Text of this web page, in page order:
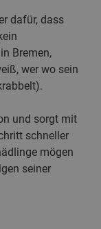
dafür, dass
Bremen,
wer wo sein
und sorgt mit
schneller
mögen
seiner